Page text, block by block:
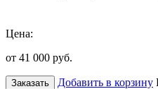
Цена:
от 41 000 руб.
Заказать Добавить в корзину